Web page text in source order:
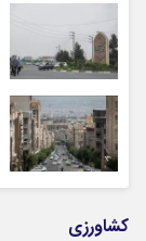
کشاورزی